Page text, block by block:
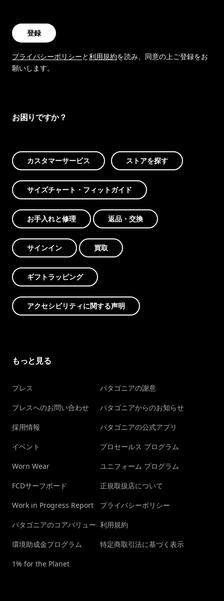
登録
プライバシーポリシーと利用規約を読み、同意の上ご登録をお
願いします。
お困りですか？
カスタマーサービス ストアを探す
サイズチャート・フィットガイド
お手入れと修理 返品・交換
サインイン 買取
ギフトラッピング
アクセシビリティに関する声明
もっと見る
プレス
プレスへのお問い合わせ
採用情報
イベント
Worn Wear
FCDサーフボード
Work in Progress Report
パタゴニアのコアバリュー
環境助成金プログラム
1% for the Planet
パタゴニアの謝意
パタゴニアからのお知らせ
パタゴニアの公式アプリ
プロセールス プログラム
ユニフォーム プログラム
正規取扱店について
プライバシーポリシー
利用規約
特定商取引法に基づく表示